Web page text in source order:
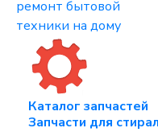
Каталог запчастей
Запчасти для